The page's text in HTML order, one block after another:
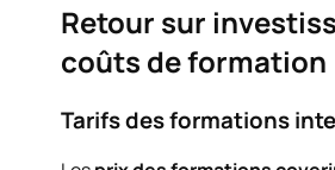
Retour sur
coûts de formation
Tarifs des formations